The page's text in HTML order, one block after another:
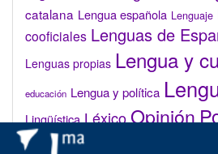
catalana Lengua española Lenguaje
cooficiales Lenguas de
Lenguas propias Lengua y
educación Lengua y política
Lingüística LéxicoOpinión
lingüística